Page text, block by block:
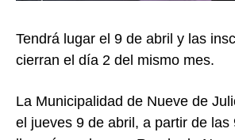
Tendrá lugar el 9 de abril y las
cierran el día 2 del mismo mes.
La Municipalidad de Nueve de
el jueves 9 de abril, a partir de las